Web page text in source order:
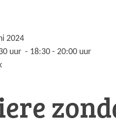
2024
uur - 18:30 - 20:00 uur